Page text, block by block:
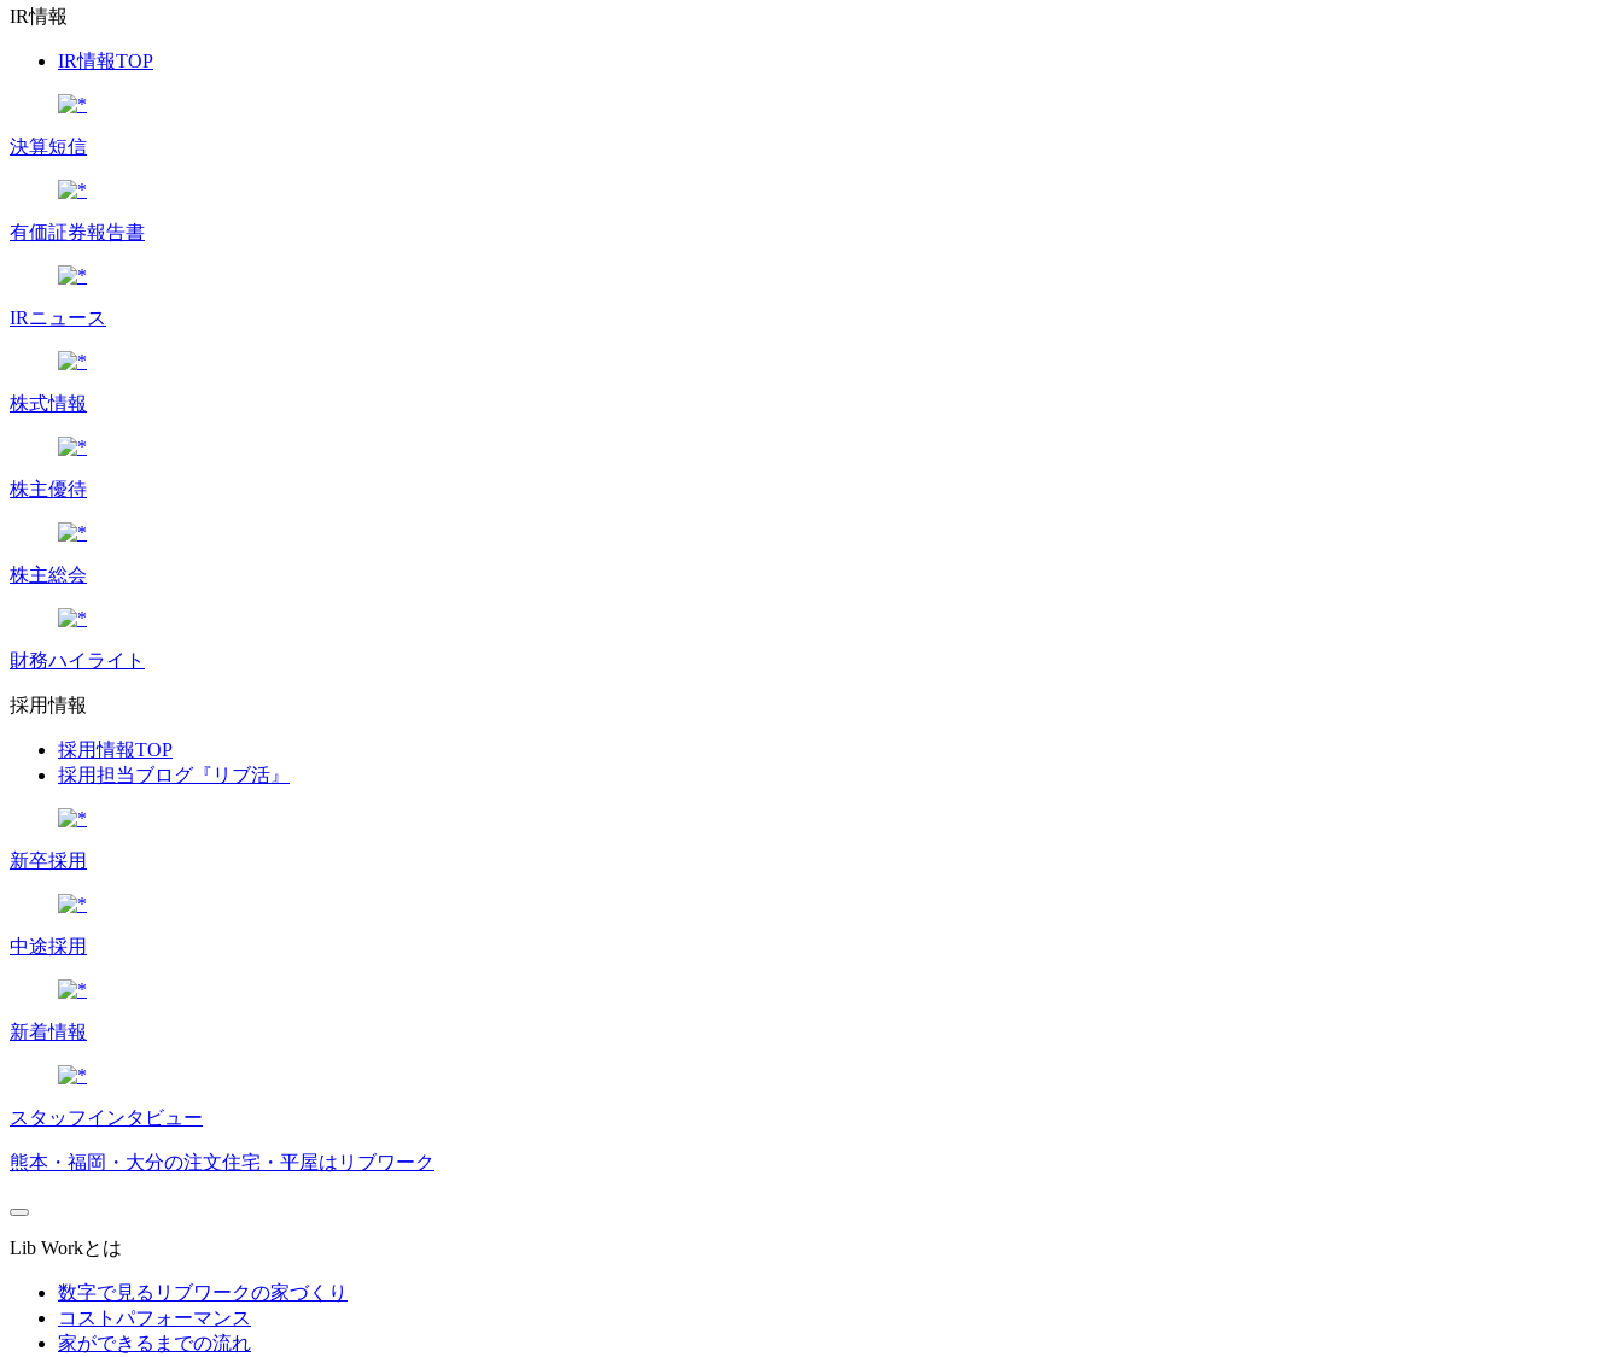
IR情報
IR情報TOP
決算短信
有価証券報告書
IRニュース
株式情報
株主優待
株主総会
財務ハイライト
採用情報
採用情報TOP
採用担当ブログ『リブ活』
新卒採用
中途採用
新着情報
スタッフインタビュー
熊本・福岡・大分の注文住宅・平屋はリブワーク
Lib Workとは
数字で見るリブワークの家づくり
コストパフォーマンス
家ができるまでの流れ